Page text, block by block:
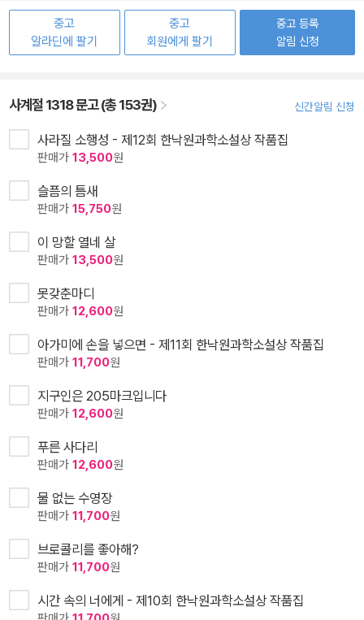
중고
알라딘에 팔기
중고
회원에게 팔기
중고 등록
알림 신청
사계절 1318 문고 (총 153권) 신간알림 신청
사라질 소행성 - 제12회 한낙원과학소설상 작품집
판매가 13,500원
슬픔의 틈새
판매가 15,750원
이 망할 열네 살
판매가 13,500원
못갖춘마디
판매가 12,600원
아가미에 손을 넣으면 - 제11회 한낙원과학소설상 작품집
판매가 11,700원
지구인은 205마크입니다
판매가 12,600원
푸른 사다리
판매가 12,600원
물 없는 수영장
판매가 11,700원
브로콜리를 좋아해?
판매가 11,700원
시간 속의 너에게 - 제10회 한낙원과학소설상 작품집